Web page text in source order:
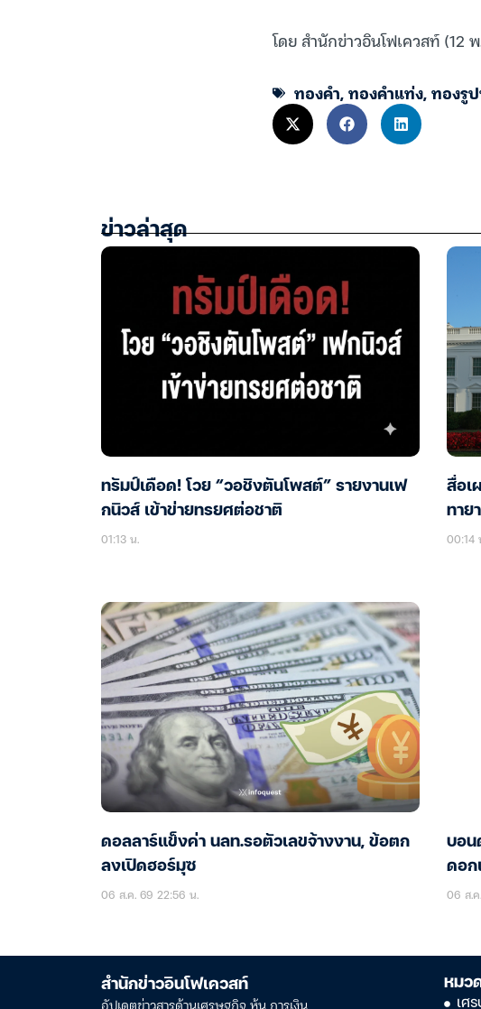
โดย สำนักข่าวอินโฟเควสท์ (12
ทองคำ,ทองคำแท่ง,ทองรู
ข่าวล่าสุด
ทรัมป์เดือด! โวย “วอชิงตันโพสต์” รายงานเฟ
กนิวส์ เข้าข่ายทรยศต่อชาติ
01:13 น.
สื่อเ
ทาย
00:14
ดอลลาร์แข็งค่า นลท.รอตัวเลขจ้างงาน, ข้อตก
ลงเปิดฮอร์มุซ
06 ส.ค. 69 22:56 น.
บอน
ดอก
06 ส.
สำนักข่าวอินโฟเควสท์ หมว
เศ